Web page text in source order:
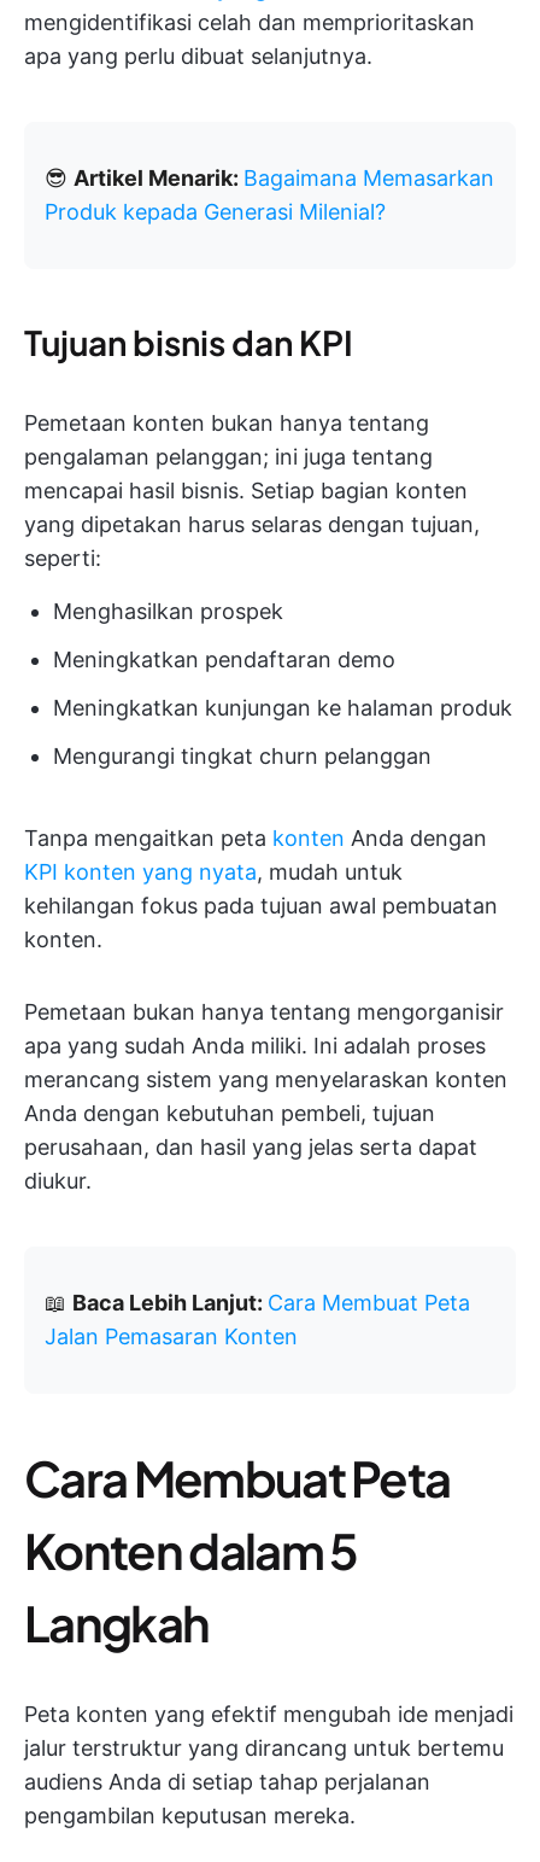
mengidentifikasi celah dan memprioritaskan
apa yang perlu dibuat selanjutnya.
😎 Artikel Menarik: Bagaimana Memasarkan
Produk kepada Generasi Milenial?
Tujuan bisnis dan KPI
Pemetaan konten bukan hanya tentang
pengalaman pelanggan; ini juga tentang
mencapai hasil bisnis. Setiap bagian konten
yang dipetakan harus selaras dengan tujuan,
seperti:
Menghasilkan prospek
Meningkatkan pendaftaran demo
Meningkatkan kunjungan ke halaman produk
Mengurangi tingkat churn pelanggan
Tanpa mengaitkan peta konten Anda dengan
KPI konten yang nyata, mudah untuk
kehilangan fokus pada tujuan awal pembuatan
konten.
Pemetaan bukan hanya tentang mengorganisir
apa yang sudah Anda miliki. Ini adalah proses
merancang sistem yang menyelaraskan konten
Anda dengan kebutuhan pembeli, tujuan
perusahaan, dan hasil yang jelas serta dapat
diukur.
📖 Baca Lebih Lanjut: Cara Membuat Peta
Jalan Pemasaran Konten
Cara Membuat Peta
Konten dalam 5
Langkah
Peta konten yang efektif mengubah ide menjadi
jalur terstruktur yang dirancang untuk bertemu
audiens Anda di setiap tahap perjalanan
pengambilan keputusan mereka.